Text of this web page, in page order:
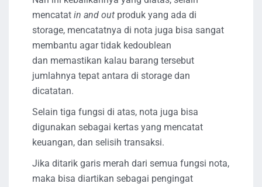
mencatat in and out produk yang ada di
storage, mencatatnya di nota juga bisa sangat
membantu agar tidak kedoublean
dan memastikan kalau barang tersebut
jumlahnya tepat antara di storage dan
dicatatan.
Selain tiga fungsi di atas, nota juga bisa
digunakan sebagai kertas yang mencatat
keuangan, dan selisih transaksi.
Jika ditarik garis merah dari semua fungsi nota,
maka bisa diartikan sebagai pengingat